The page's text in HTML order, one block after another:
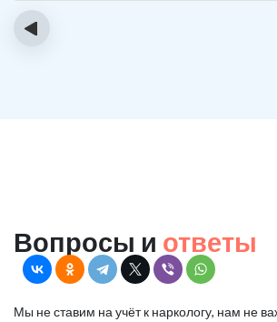
‹
Вопросы и ответы
Мы не ставим на учёт к наркологу, нам не